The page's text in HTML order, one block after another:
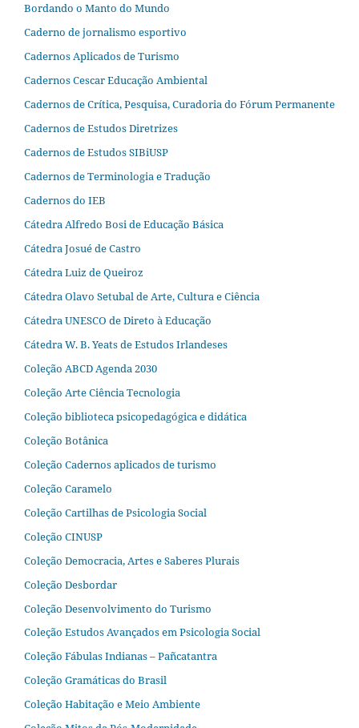
Bordando o Manto do Mundo
Caderno de jornalismo esportivo
Cadernos Aplicados de Turismo
Cadernos Cescar Educação Ambiental
Cadernos de Crítica, Pesquisa, Curadoria do Fórum Permanente
Cadernos de Estudos Diretrizes
Cadernos de Estudos SIBiUSP
Cadernos de Terminologia e Tradução
Cadernos do IEB
Cátedra Alfredo Bosi de Educação Básica
Cátedra Josué de Castro
Cátedra Luiz de Queiroz
Cátedra Olavo Setubal de Arte, Cultura e Ciência
Cátedra UNESCO de Direto à Educação
Cátedra W. B. Yeats de Estudos Irlandeses
Coleção ABCD Agenda 2030
Coleção Arte Ciência Tecnologia
Coleção biblioteca psicopedagógica e didática
Coleção Botânica
Coleção Cadernos aplicados de turismo
Coleção Caramelo
Coleção Cartilhas de Psicologia Social
Coleção CINUSP
Coleção Democracia, Artes e Saberes Plurais
Coleção Desbordar
Coleção Desenvolvimento do Turismo
Coleção Estudos Avançados em Psicologia Social
Coleção Fábulas Indianas – Pañcatantra
Coleção Gramáticas do Brasil
Coleção Habitação e Meio Ambiente